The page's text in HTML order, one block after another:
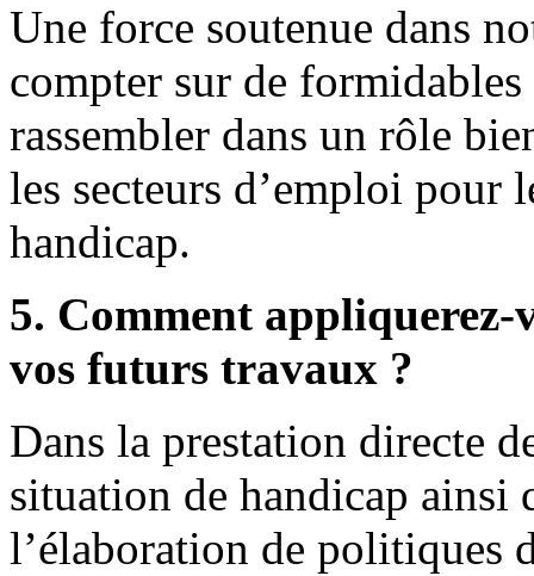
Une force soutenue dans
compter sur de
rassembler dans un rôle
les secteurs d’emploi pour
handicap.
5. Comment appliquerez-
vos futurs travaux ?
Dans la prestation directe
situation de handicap ainsi
l’élaboration de politiques